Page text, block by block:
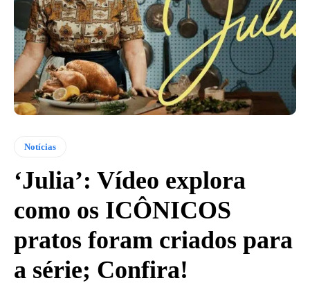
Notícias
‘Julia’: Vídeo explora
como os ICÔNICOS
pratos foram criados para
a série; Confira!